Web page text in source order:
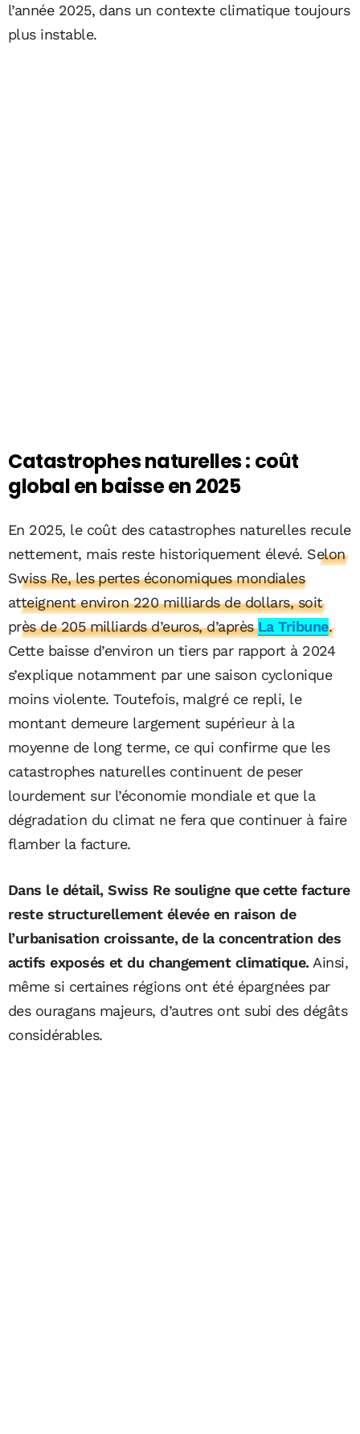
l’année 2025, dans un contexte climatique toujours
plus instable.
Catastrophes naturelles : coût
global en baisse en 2025
En 2025, le coût des catastrophes naturelles recule
nettement, mais reste historiquement élevé. Selon
Swiss Re, les pertes économiques mondiales
atteignent environ 220 milliards de dollars, soit
près de 205 milliards d’euros, d’aprèsLa Tribune.
Cette baisse d’environ un tiers par rapport à 2024
s’explique notamment par une saison cyclonique
moins violente. Toutefois, malgré ce repli, le
montant demeure largement supérieur à la
moyenne de long terme, ce qui confirme que les
catastrophes naturelles continuent de peser
lourdement sur l’économie mondiale et que la
dégradation du climat ne fera que continuer à faire
flamber la facture.
Dans le détail, Swiss Re souligne que cette facture
reste structurellement élevée en raison de
l’urbanisation croissante, de la concentration des
actifs exposés et du changement climatique. Ainsi,
même si certaines régions ont été épargnées par
des ouragans majeurs, d’autres ont subi des dégâts
considérables.